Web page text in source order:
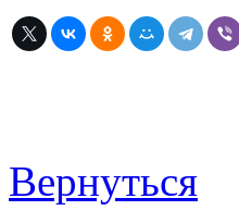
Вернуться